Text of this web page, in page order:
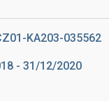
KA203-035562
- 31/12/2020